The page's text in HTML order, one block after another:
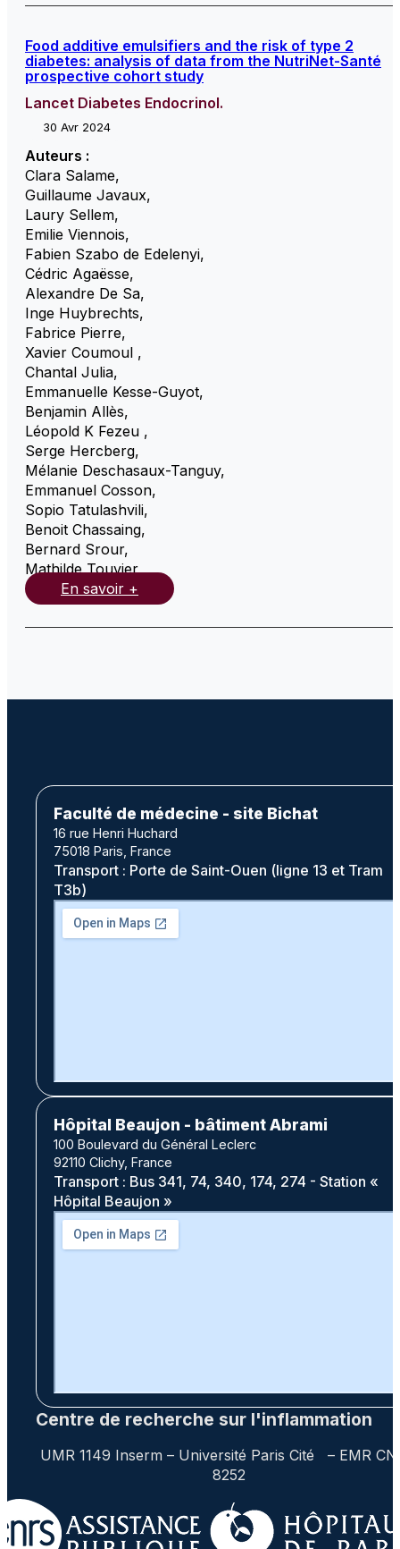
Food additive emulsifiers and the risk of type 2
diabetes: analysis of data from the NutriNet-Santé
prospective cohort study
Lancet Diabetes Endocrinol.
30 Avr 2024
Auteurs :
Clara Salame,
Guillaume Javaux,
Laury Sellem,
Emilie Viennois,
Fabien Szabo de Edelenyi,
Cédric Agaësse,
Alexandre De Sa,
Inge Huybrechts,
Fabrice Pierre,
Xavier Coumoul ,
Chantal Julia,
Emmanuelle Kesse-Guyot,
Benjamin Allès,
Léopold K Fezeu ,
Serge Hercberg,
Mélanie Deschasaux-Tanguy,
Emmanuel Cosson,
Sopio Tatulashvili,
Benoit Chassaing,
Bernard Srour,
Mathilde Touvier,
En savoir +
Faculté de médecine - site Bichat
16 rue Henri Huchard
75018 Paris, France
Transport : Porte de Saint-Ouen (ligne 13 et Tram
T3b)
Hôpital Beaujon - bâtiment Abrami
100 Boulevard du Général Leclerc
92110 Clichy, France
Transport : Bus 341, 74, 340, 174, 274 - Station «
Hôpital Beaujon »
Centre de recherche sur l'inflammation
UMR 1149 Inserm – Université Paris Cité – EMR
8252